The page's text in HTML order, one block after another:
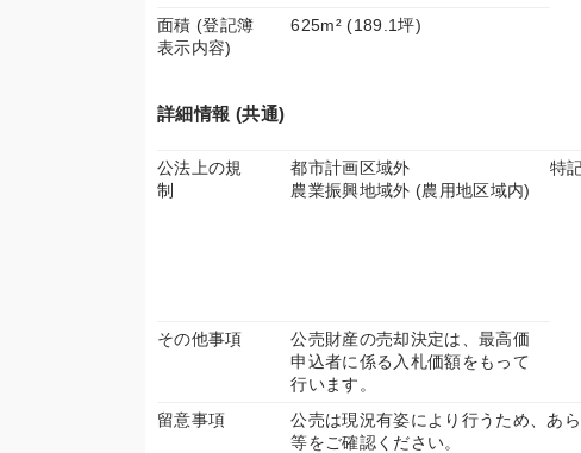
面積 (登記簿
表示内容)
625m² (189.1坪)
詳細情報 (共通)
公法上の規
制
都市計画区域外
農業振興地域外 (農用地区域内)
特
その他事項
公売財産の売却決定は、最高価
申込者に係る入札価額をもって
行います。
留意事項
公売は現況有姿により行うため、あ
等をご確認ください。